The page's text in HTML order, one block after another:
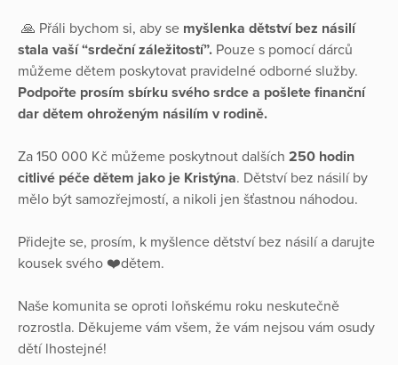
🙏 Přáli bychom si, aby se myšlenka dětství bez násilí
stala vaší “srdeční záležitostí”. Pouze s pomocí dárců
můžeme dětem poskytovat pravidelné odborné služby.
Podpořte prosím sbírku svého srdce a pošlete finanční
dar dětem ohroženým násilím v rodině.
Za 150 000 Kč můžeme poskytnout dalších 250 hodin
citlivé péče dětem jako je Kristýna. Dětství bez násilí by
mělo být samozřejmostí, a nikoli jen šťastnou náhodou.
Přidejte se, prosím, k myšlence dětství bez násilí a darujte
kousek svého ❤️dětem.
Naše komunita se oproti loňskému roku neskutečně
rozrostla. Děkujeme vám všem, že vám nejsou vám osudy
dětí lhostejné!